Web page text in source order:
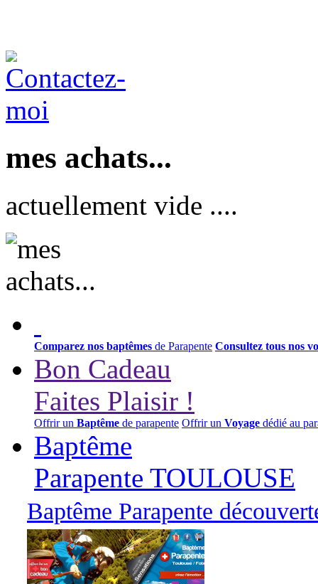
mes achats...
actuellement vide ....
Comparez nos baptêmes de Parapente Consultez tous nos
Bon Cadeau
Faites Plaisir !
Offrir un Baptême de parapente Offrir un Voyage dédié au
Baptême
Parapente TOULOUSE
Baptême Parapente